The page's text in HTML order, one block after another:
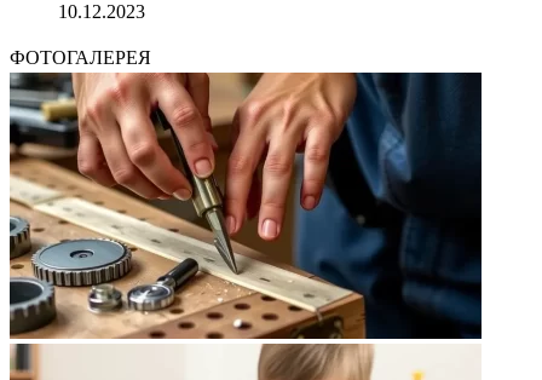
10.12.2023
ФОТОГАЛЕРЕЯ